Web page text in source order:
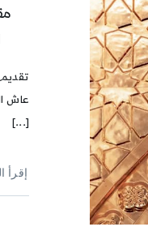
تقديم
عاش
[...]
إقرأ